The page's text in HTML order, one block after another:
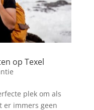
op Texel
plek om als
er immers geen